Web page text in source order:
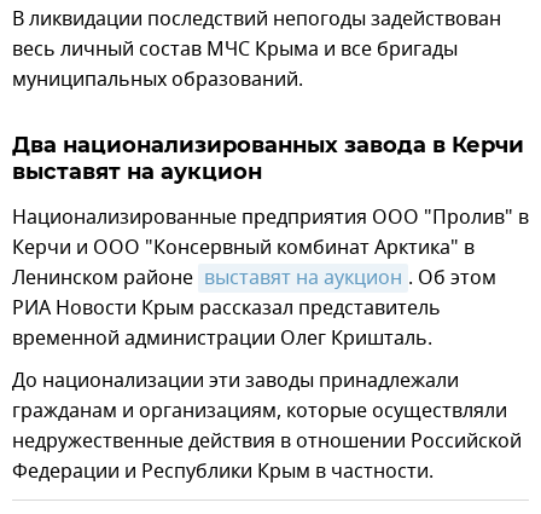
В ликвидации последствий непогоды задействован
весь личный состав МЧС Крыма и все бригады
муниципальных образований.
Два национализированных завода в Керчи
выставят на аукцион
Национализированные предприятия ООО "Пролив" в
Керчи и ООО "Консервный комбинат Арктика" в
Ленинском районе выставят на аукцион . Об этом
РИА Новости Крым рассказал представитель
временной администрации Олег Кришталь.
До национализации эти заводы принадлежали
гражданам и организациям, которые осуществляли
недружественные действия в отношении Российской
Федерации и Республики Крым в частности.